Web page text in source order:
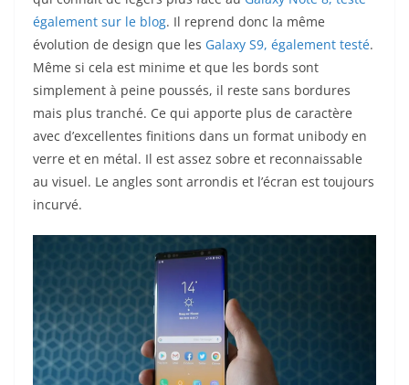
également sur le blog. Il reprend donc la même
évolution de design que les Galaxy S9, également testé.
Même si cela est minime et que les bords sont
simplement à peine poussés, il reste sans bordures
mais plus tranché. Ce qui apporte plus de caractère
avec d’excellentes finitions dans un format unibody en
verre et en métal. Il est assez sobre et reconnaissable
au visuel. Le angles sont arrondis et l’écran est toujours
incurvé.